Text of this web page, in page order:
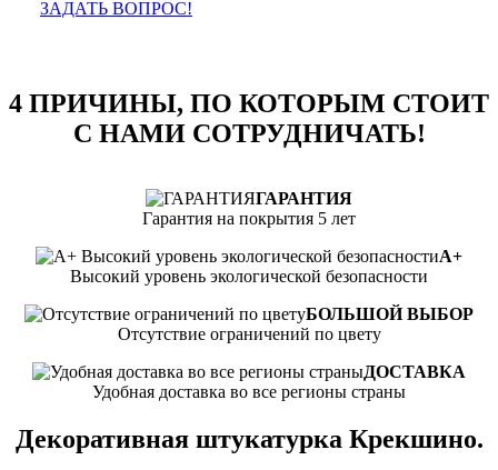
ЗАДАТЬ ВОПРОС!
4 ПРИЧИНЫ, ПО КОТОРЫМ СТОИТ
С НАМИ СОТРУДНИЧАТЬ!
ГАРАНТИЯ
Гарантия на покрытия 5 лет
А+
Высокий уровень экологической безопасности
БОЛЬШОЙ ВЫБОР
Отсутствие ограничений по цвету
ДОСТАВКА
Удобная доставка во все регионы страны
Декоративная штукатурка Крекшино.